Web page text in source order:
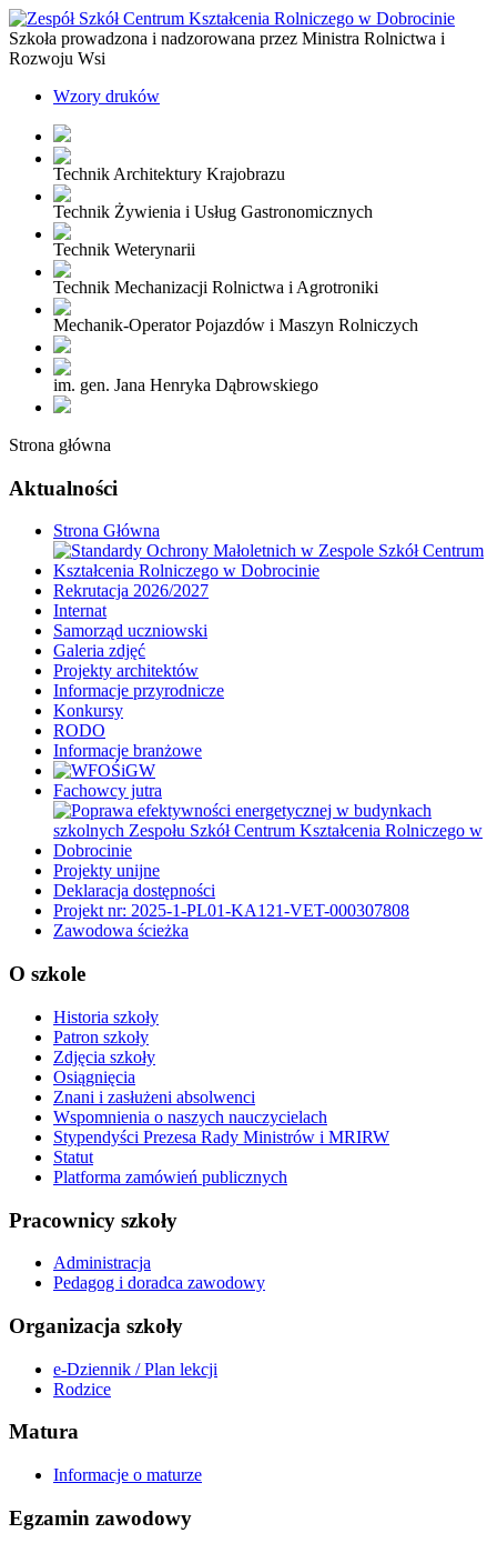
Szkoła prowadzona i nadzorowana przez Ministra Rolnictwa i
Rozwoju Wsi
Wzory druków
Technik Architektury Krajobrazu
Technik Żywienia i Usług Gastronomicznych
Technik Weterynarii
Technik Mechanizacji Rolnictwa i Agrotroniki
Mechanik-Operator Pojazdów i Maszyn Rolniczych
im. gen. Jana Henryka Dąbrowskiego
Strona główna
Aktualności
Strona Główna
Rekrutacja 2026/2027
Internat
Samorząd uczniowski
Galeria zdjęć
Projekty architektów
Informacje przyrodnicze
Konkursy
RODO
Informacje branżowe
Fachowcy jutra
Projekty unijne
Deklaracja dostępności
Projekt nr: 2025-1-PL01-KA121-VET-000307808
Zawodowa ścieżka
O szkole
Historia szkoły
Patron szkoły
Zdjęcia szkoły
Osiągnięcia
Znani i zasłużeni absolwenci
Wspomnienia o naszych nauczycielach
Stypendyści Prezesa Rady Ministrów i MRIRW
Statut
Platforma zamówień publicznych
Pracownicy szkoły
Administracja
Pedagog i doradca zawodowy
Organizacja szkoły
e-Dziennik / Plan lekcji
Rodzice
Matura
Informacje o maturze
Egzamin zawodowy